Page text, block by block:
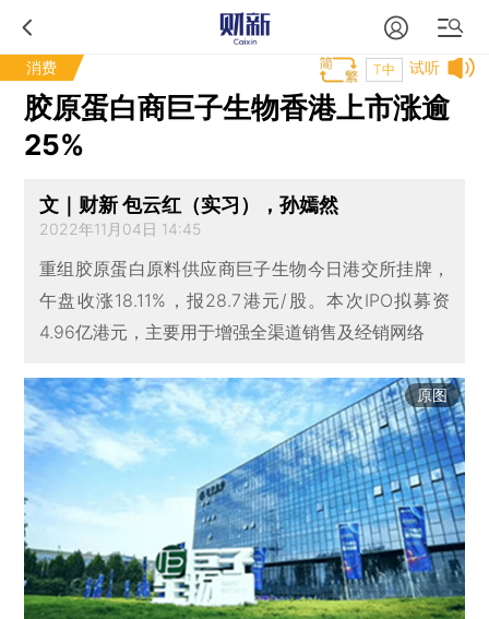
消费 试听
T中
胶原蛋白商巨子生物香港上市涨逾
25%
文｜财新 包云红（实习），孙嫣然
2022年11月04日 14:45
重组胶原蛋白原料供应商巨子生物今日港交所挂牌，
午盘收涨18.11%，报28.7港元/股。本次IPO拟募资
4.96亿港元，主要用于增强全渠道销售及经销网络
原图